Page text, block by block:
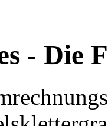
- Die